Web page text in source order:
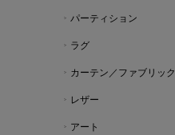
パーティション
ラグ
カーテン／ファブリック
レザー
アート